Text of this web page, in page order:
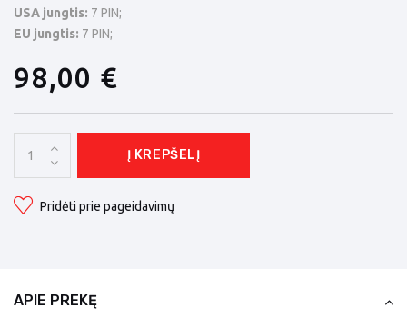
USA jungtis: 7 PIN;
EU jungtis: 7 PIN;
98,00 €
Į KREPŠELĮ
Pridėti prie pageidavimų
APIE PREKĘ